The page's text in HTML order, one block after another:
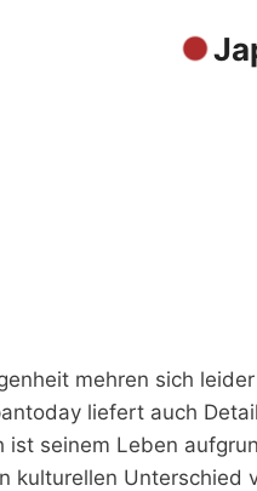
mehren sich
liefert auch
seinem Leben
Unterschied